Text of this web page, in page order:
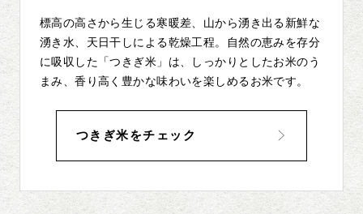
標高の高さから生じる寒暖差、山から湧き出る新鮮な
湧き水、天日干しによる乾燥工程。自然の恵みを存分
に吸収した「つきぎ米」は、しっかりとしたお米のう
まみ、香り高く豊かな味わいを楽しめるお米です。
つきぎ米をチェック